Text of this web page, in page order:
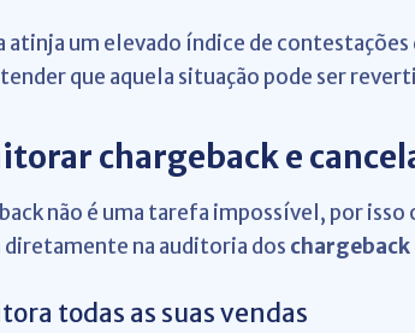
atinja um elevado índice de
que aquela situação pode ser
chargeback e
não é uma tarefa impossível, por isso
na auditoria dos chargeback
todas as suas vendas